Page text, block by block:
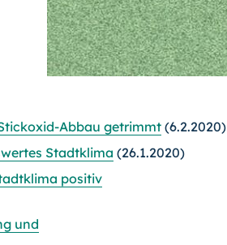
Abbau getrimmt(6.2.2020)
Stadtklima (26.1.2020)
positiv
und